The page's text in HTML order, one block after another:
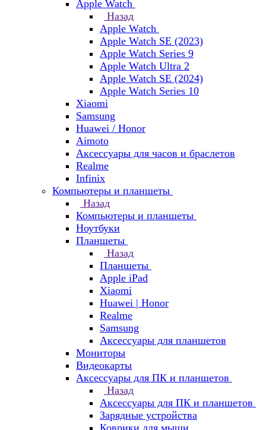
Apple Watch
Назад
Apple Watch
Apple Watch SE (2023)
Apple Watch Series 9
Apple Watch Ultra 2
Apple Watch SE (2024)
Apple Watch Series 10
Xiaomi
Samsung
Huawei / Honor
Aimoto
Аксессуары для часов и браслетов
Realme
Infinix
Компьютеры и планшеты
Назад
Компьютеры и планшеты
Ноутбуки
Планшеты
Назад
Планшеты
Apple iPad
Xiaomi
Huawei | Honor
Realme
Samsung
Аксессуары для планшетов
Мониторы
Видеокарты
Аксессуары для ПК и планшетов
Назад
Аксессуары для ПК и планшетов
Зарядные устройства
Коврики для мыши